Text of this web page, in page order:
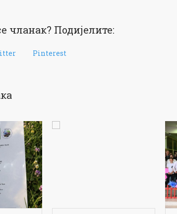
чланак? Подијелите:
Pinterest